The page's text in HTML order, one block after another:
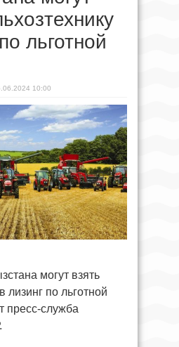
льготной
10:00
могут взять
лизинг по льготной
пресс-служба